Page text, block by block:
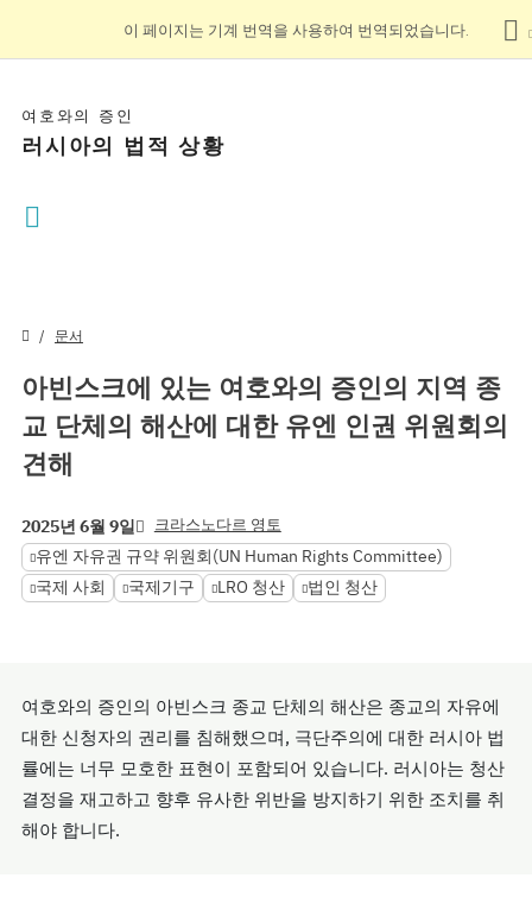
이 페이지는 기계 번역을 사용하여 번역되었습니다.
여호와의 증인
러시아의 법적 상황
문서
아빈스크에 있는 여호와의 증인의 지역 종
교 단체의 해산에 대한 유엔 인권 위원회의
견해
2025년 6월 9일 크라스노다르 영토
유엔 자유권 규약 위원회(UN Human Rights Committee)
국제 사회
국제기구 LRO 청산 법인 청산
여호와의 증인의 아빈스크 종교 단체의 해산은 종교의 자유에
대한 신청자의 권리를 침해했으며, 극단주의에 대한 러시아 법
률에는 너무 모호한 표현이 포함되어 있습니다. 러시아는 청산
결정을 재고하고 향후 유사한 위반을 방지하기 위한 조치를 취
해야 합니다.